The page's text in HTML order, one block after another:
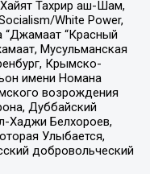
Тахрир аш-Шам,
White Power,
“Джамаат “Красный
Мусульманская
Крымско-
имени Номана
возрождения
Дуббайский
Хаджи Белхороев,
Улыбается,
добровольческий